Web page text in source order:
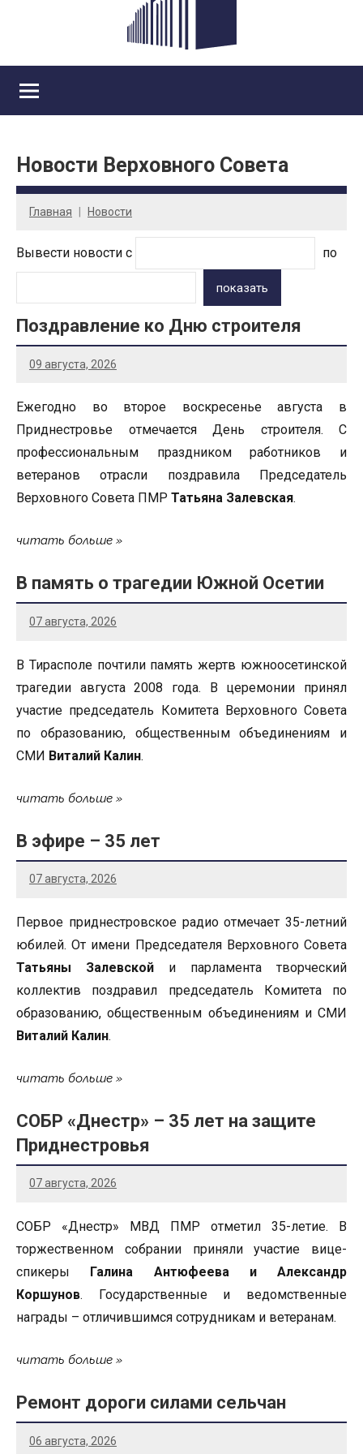
Новости Верховного Совета
Главная Новости
Вывести новости с по
показать
Поздравление ко Дню строителя
09 августа, 2026
Ежегодно во второе воскресенье августа в
Приднестровье отмечается День строителя. С
профессиональным праздником работников и
ветеранов отрасли поздравила Председатель
Верховного Совета ПМР Татьяна Залевская.
читать больше
В память о трагедии Южной Осетии
07 августа, 2026
В Тирасполе почтили память жертв южноосетинской
трагедии августа 2008 года. В церемонии принял
участие председатель Комитета Верховного Совета
по образованию, общественным объединениям и
СМИ Виталий Калин.
читать больше
В эфире – 35 лет
07 августа, 2026
Первое приднестровское радио отмечает 35-летний
юбилей. От имени Председателя Верховного Совета
Татьяны Залевской и парламента творческий
коллектив поздравил председатель Комитета по
образованию, общественным объединениям и СМИ
Виталий Калин.
читать больше
СОБР «Днестр» – 35 лет на защите
Приднестровья
07 августа, 2026
СОБР «Днестр» МВД ПМР отметил 35-летие. В
торжественном собрании приняли участие вице-
спикеры Галина Антюфеева и Александр
Коршунов. Государственные и ведомственные
награды – отличившимся сотрудникам и ветеранам.
читать больше
Ремонт дороги силами сельчан
06 августа, 2026